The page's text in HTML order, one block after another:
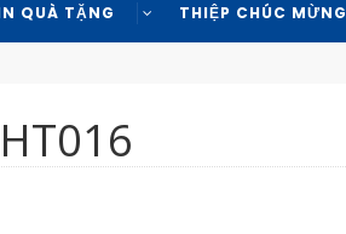
QUÀ TẶNG THIỆP CHÚC MỪNG